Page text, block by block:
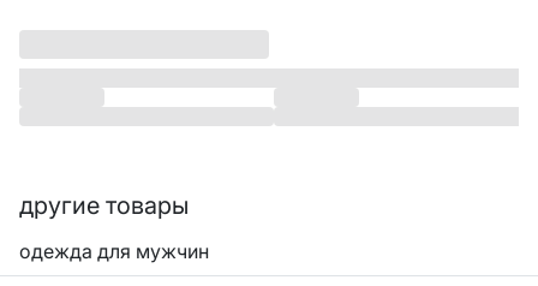
другие товары
одежда для мужчин